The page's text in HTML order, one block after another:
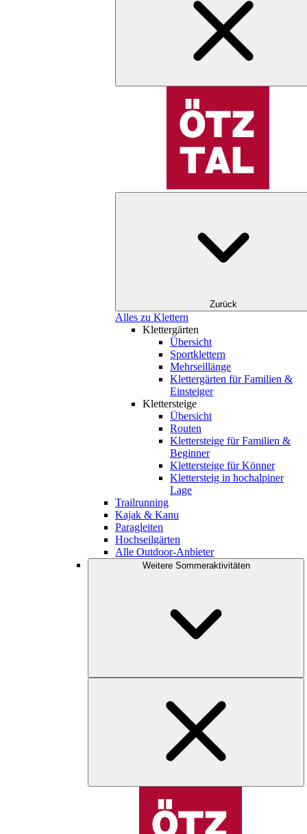
Zurück
Alles zu Klettern
Klettergärten
Übersicht
Sportklettern
Mehrseillänge
Klettergärten für Familien &
Einsteiger
Klettersteige
Übersicht
Routen
Klettersteige für Familien &
Beginner
Klettersteige für Könner
Klettersteig in hochalpiner
Lage
Trailrunning
Kajak & Kanu
Paragleiten
Hochseilgärten
Alle Outdoor-Anbieter
Weitere Sommeraktivitäten